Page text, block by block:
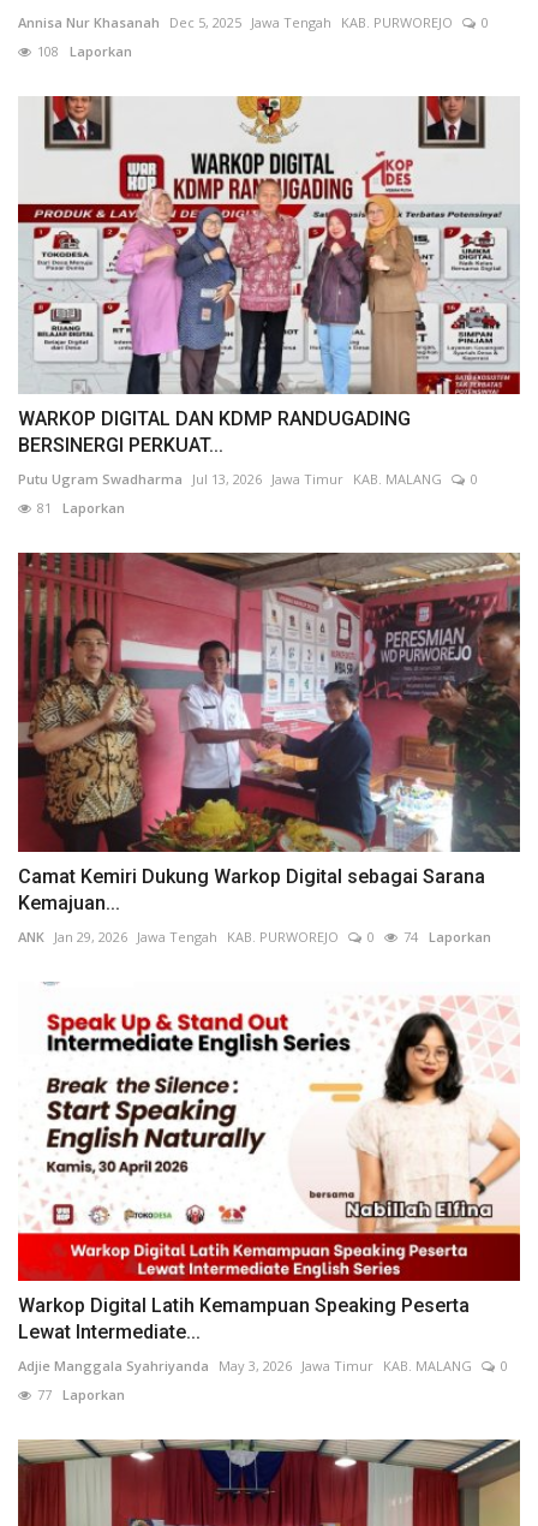
Annisa Nur Khasanah Dec 5, 2025 Jawa Tengah KAB. PURWOREJO
0
108 Laporkan
WARKOP DIGITAL DAN KDMP RANDUGADING
BERSINERGI PERKUAT...
Putu Ugram Swadharma Jul 13, 2026 Jawa Timur KAB. MALANG
0
81
Laporkan
Camat Kemiri Dukung Warkop Digital sebagai Sarana
Kemajuan...
ANK Jan 29, 2026 Jawa Tengah KAB. PURWOREJO 0 74 Laporkan
Warkop Digital Latih Kemampuan Speaking Peserta
Lewat Intermediate...
Adjie Manggala Syahriyanda May 3, 2026 Jawa Timur KAB. MALANG
0
77 Laporkan